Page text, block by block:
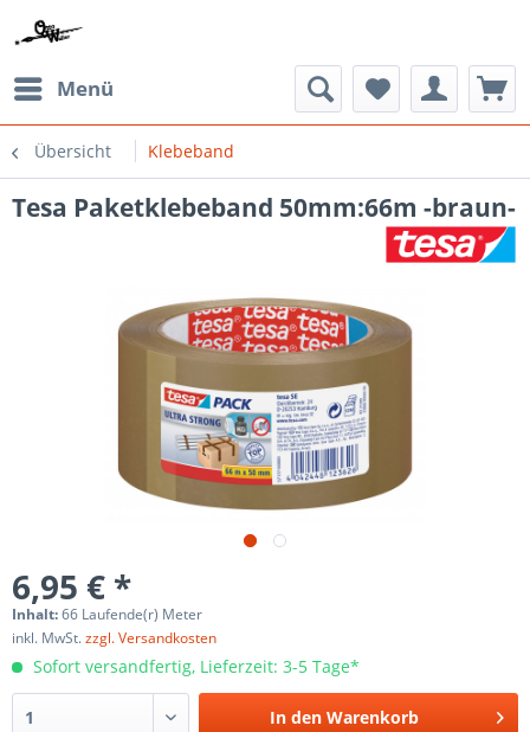
Menü
Übersicht Klebeband
Tesa Paketklebeband 50mm:66m -braun-
6,95 € *
Inhalt:66 Laufende(r) Meter
inkl. MwSt.zzgl. Versandkosten
Sofort versandfertig, Lieferzeit: 3-5 Tage*
In den Warenkorb